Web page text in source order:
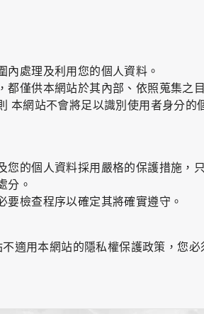
處理及利用您的個人資料。
僅供本網站於其內部、依照蒐集之
本網站不會將足以識別使用者身分的
的個人資料採用嚴格的保護措施，
分。
檢查程序以確定其將確實遵守。
適用本網站的隱私權保護政策，您